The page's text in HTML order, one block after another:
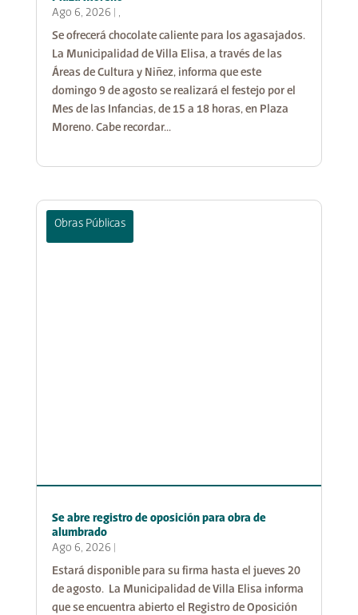
Ago 6, 2026
,
Se ofrecerá chocolate caliente para los agasajados.
La Municipalidad de Villa Elisa, a través de las
Áreas de Cultura y Niñez, informa que este
domingo 9 de agosto se realizará el festejo por el
Mes de las Infancias, de 15 a 18 horas, en Plaza
Moreno. Cabe recordar...
Se abre registro de oposición para obra de
alumbrado
Ago 6, 2026
Obras Públicas
Estará disponible para su firma hasta el jueves 20
de agosto. La Municipalidad de Villa Elisa informa
que se encuentra abierto el Registro de Oposición